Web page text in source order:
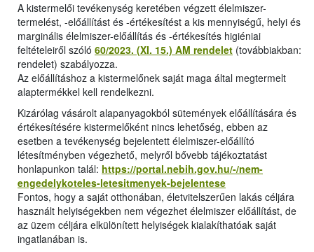
A kistermelői tevékenység keretében végzett élelmiszer-
termelést, -előállítást és -értékesítést a kis mennyiségű, helyi és
marginális élelmiszer-előállítás és -értékesítés higiéniai
feltételeiről szóló 60/2023. (XI. 15.) AM rendelet (továbbiakban:
rendelet) szabályozza.
Az előállításhoz a kistermelőnek saját maga által megtermelt
alaptermékkel kell rendelkezni.
Kizárólag vásárolt alapanyagokból sütemények előállítására és
értékesítésére kistermelőként nincs lehetőség, ebben az
esetben a tevékenység bejelentett élelmiszer-előállító
létesítményben végezhető, melyről bővebb tájékoztatást
honlapunkon talál: https://portal.nebih.gov.hu/-/nem-
engedelykoteles-letesitmenyek-bejelentese
Fontos, hogy a saját otthonában, életvitelszerűen lakás céljára
használt helyiségekben nem végezhet élelmiszer előállítást, de
az üzem céljára elkülönített helyiségek kialakíthatóak saját
ingatlanában is.